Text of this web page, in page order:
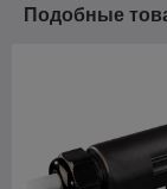
Подобные